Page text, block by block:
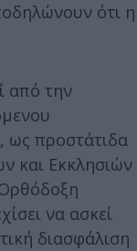
ότι η
από την
ως προστάτιδα
και Εκκλησιών
να ασκεί
διασφάλιση